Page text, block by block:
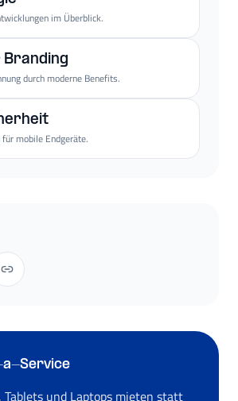
im Überblick.
Branding
durch moderne Benefits.
mobile Endgeräte.
Service
Tablets und Laptops mieten statt